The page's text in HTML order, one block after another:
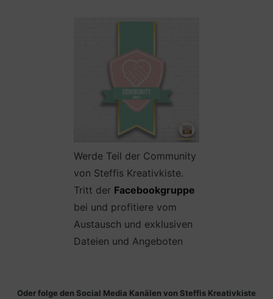
Werde Teil der Community
von Steffis Kreativkiste.
Tritt der Facebookgruppe
bei und profitiere vom
Austausch und exklusiven
Dateien und Angeboten
Oder folge den Social Media Kanälen von Steffis Kreativkiste